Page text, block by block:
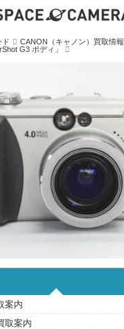
容
を
ド CANON（キャノン）買取情報
G3 ボディ」
案内
取案内